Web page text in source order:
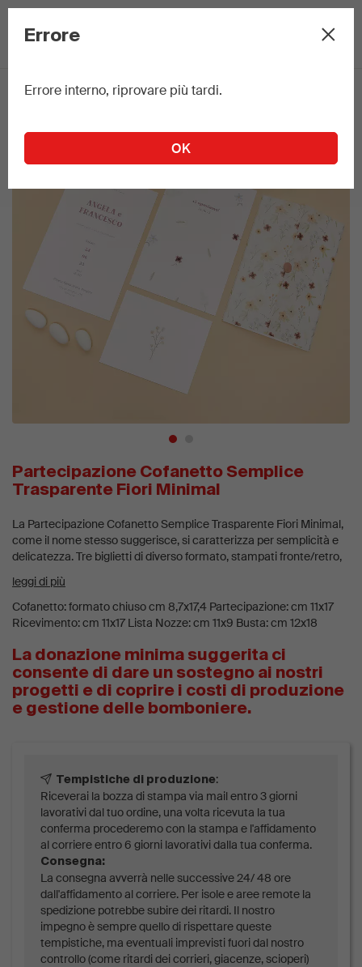
Partecipazione Cofanetto Semplice
Trasparente Fiori Minimal
La Partecipazione Cofanetto Semplice Trasparente Fiori Minimal,
come il nome stesso suggerisce, si caratterizza per semplicità e
delicatezza. Tre biglietti di diverso formato, stampati fronte/retro,
stampata a tema "fiori". La chiusura è un tondino adesivo oro/rose
gold.
modifiche è richiesto una donazione aggiuntiva.
leggi di più
Cofanetto: formato chiuso cm 8,7x17,4 Partecipazione: cm 11x17
Ricevimento: cm 11x17 Lista Nozze: cm 11x9 Busta: cm 12x18
La donazione minima suggerita ci
consente di dare un sostegno ai nostri
progetti e di coprire i costi di produzione
e gestione delle bomboniere.
Tempistiche di produzione:
Riceverai la bozza di stampa via mail entro 3 giorni
lavorativi dal tuo ordine, una volta ricevuta la tua
conferma procederemo con la stampa e l'affidamento
al corriere entro 6 giorni lavorativi dalla tua conferma.
Consegna:
La consegna avverrà nelle successive 24/ 48 ore
dall'affidamento al corriere. Per isole e aree remote la
spedizione potrebbe subire dei ritardi. Il nostro
impegno è sempre quello di rispettare queste
tempistiche, ma eventuali imprevisti fuori dal nostro
controllo (come ritardi dei corrieri, giacenze, scioperi)
×
Errore
Errore interno, riprovare più tardi.
OK